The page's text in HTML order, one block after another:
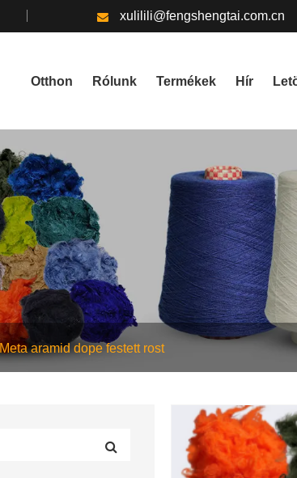
xulilili@fengshengtai.com.cn
Otthon Rólunk Termékek Hír
Meta aramid dope festett rost